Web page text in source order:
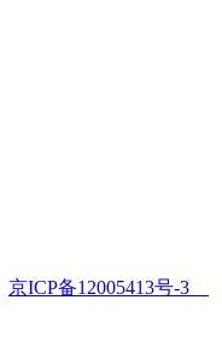
京ICP备12005413号-3